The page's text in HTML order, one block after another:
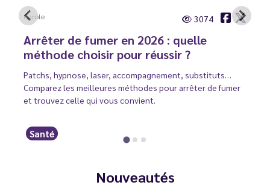
Carole 3074
Arrêter de fumer en 2026 : quelle
méthode choisir pour réussir ?
Patchs, hypnose, laser, accompagnement, substituts…
Comparez les meilleures méthodes pour arrêter de fumer
et trouvez celle qui vous convient.
Santé
Nouveautés